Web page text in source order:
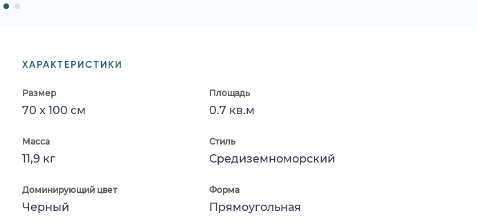
ХАРАКТЕРИСТИКИ
Размер
70 x 100 см
Площадь
0.7 кв.м
Масса
11,9 кг
Стиль
Средиземноморский
Доминирующий цвет
Черный
Форма
Прямоугольная